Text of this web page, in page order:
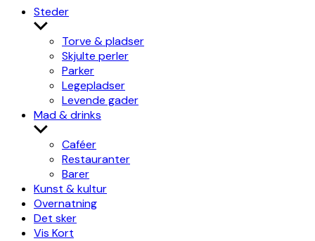
Steder
Show
sub
menu
Torve & pladser
Skjulte perler
Parker
Legepladser
Levende gader
Mad & drinks
Show
sub
menu
Caféer
Restauranter
Barer
Kunst & kultur
Overnatning
Det sker
Vis Kort